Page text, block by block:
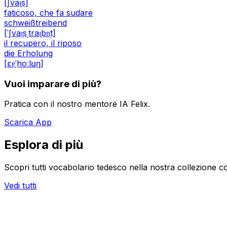
[ʃvaɪ̯s]
faticoso, che fa sudare
schweißtreibend
[ˈʃvaɪ̯sˌtraɪ̯bn̩t]
il recupero, il riposo
die Erholung
[ɛɐ̯ˈhoːlʊŋ]
Vuoi imparare di più?
Pratica con il nostro mentore IA Felix.
Scarica App
Esplora di più
Scopri tutti vocabolario tedesco nella nostra collezione
Vedi tutti